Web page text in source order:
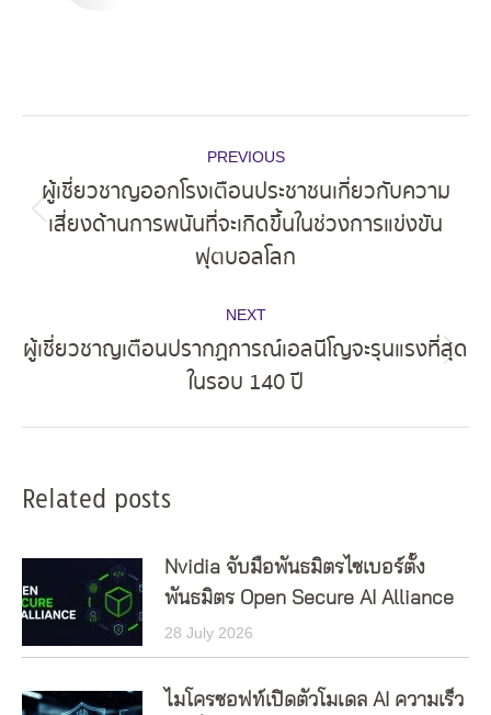
navigation
PREVIOUS
Previous
post:
ผู้เชี่ยวชาญออกโรงเตือนประชาชนเกี่ยวกับความ
เสี่ยงด้านการพนันที่จะเกิดขึ้นในช่วงการแข่งขัน
ฟุตบอลโลก
NEXT
post:
ผู้เชี่ยวชาญเตือนปรากฏการณ์เอลนีโญจะรุนแรงที่สุด
ในรอบ 140 ปี
Related posts
Nvidia จับมือพันธมิตรไซเบอร์ตั้ง
พันธมิตร Open Secure AI Alliance
28 July 2026
ไมโครซอฟท์เปิดตัวโมเดล AI ความเร็ว